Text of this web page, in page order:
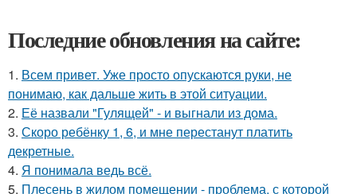
Последние обновления на сайте:
1. Всем привет. Уже просто опускаются руки, не
понимаю, как дальше жить в этой ситуации.
2. Её назвали "Гулящей" - и выгнали из дома.
3. Скоро ребёнку 1, 6, и мне перестанут платить
декретные.
4. Я понимала ведь всё.
5. Плесень в жилом помещении - проблема, с которой